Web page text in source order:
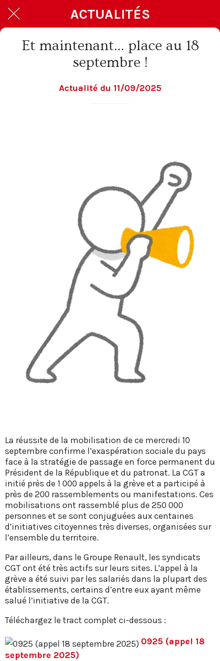
ACTUALITÉS
Et maintenant... place au 18
septembre !
Actualité du 11/09/2025
La réussite de la mobilisation de ce mercredi 10
septembre confirme l’exaspération sociale du pays
face à la stratégie de passage en force permanent du
Président de la République et du patronat. La CGT a
initié près de 1 000 appels à la grève et a participé à
près de 200 rassemblements ou manifestations. Ces
mobilisations ont rassemblé plus de 250 000
personnes et se sont conjuguées aux centaines
d’initiatives citoyennes très diverses, organisées sur
l’ensemble du territoire.
Par ailleurs, dans le Groupe Renault, les syndicats
CGT ont été très actifs sur leurs sites. L’appel à la
grève a été suivi par les salariés dans la plupart des
établissements, certains d’entre eux ayant même
salué l’initiative de la CGT.
Téléchargez le tract complet ci-dessous :
0925 (appel 18
septembre 2025)